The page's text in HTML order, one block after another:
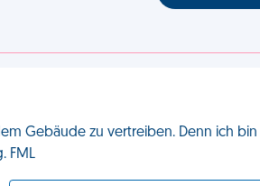
Gebäude zu vertreiben. Denn ich bin
FML